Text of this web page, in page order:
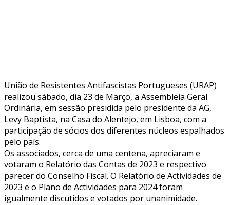
União de Resistentes Antifascistas Portugueses (URAP)
realizou sábado, dia 23 de Março, a Assembleia Geral
Ordinária, em sessão presidida pelo presidente da AG,
Levy Baptista, na Casa do Alentejo, em Lisboa, com a
participação de sócios dos diferentes núcleos espalhados
pelo país.
Os associados, cerca de uma centena, apreciaram e
votaram o Relatório das Contas de 2023 e respectivo
parecer do Conselho Fiscal. O Relatório de Actividades de
2023 e o Plano de Actividades para 2024 foram
igualmente discutidos e votados por unanimidade.